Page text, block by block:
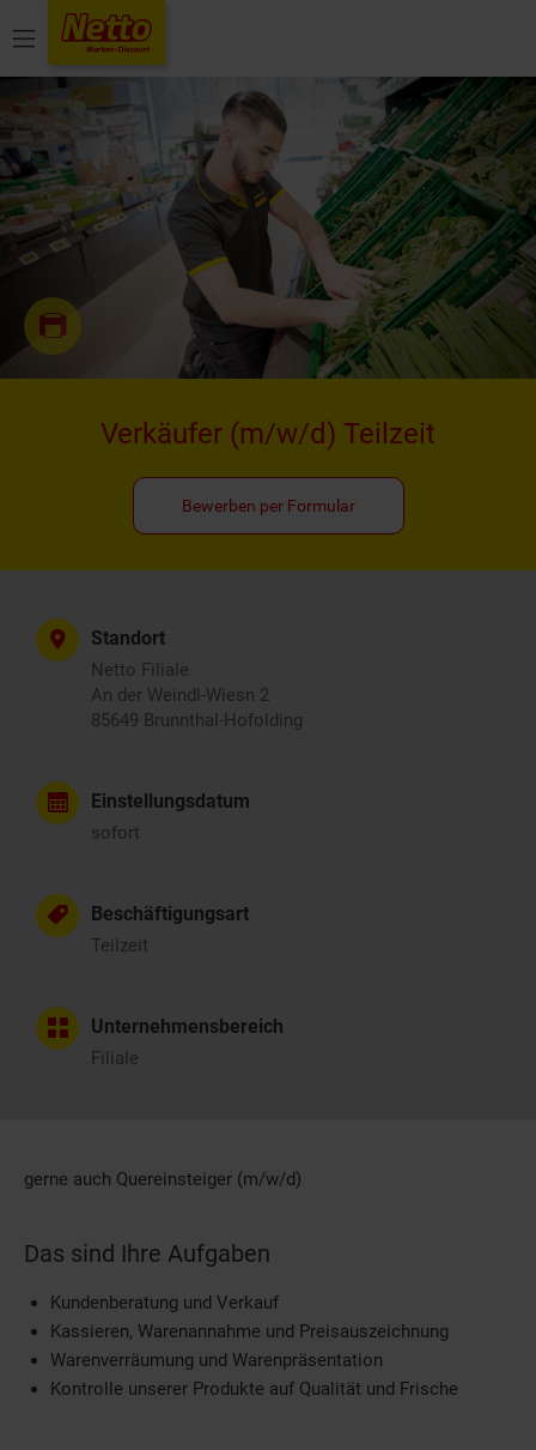
Menü
Verkäufer (m/w/d) Teilzeit
Bewerben per Formular
Standort
Netto Filiale
An der Weindl-Wiesn 2
85649 Brunnthal-Hofolding
Einstellungsdatum
sofort
Beschäftigungsart
Teilzeit
Unternehmensbereich
Filiale
gerne auch Quereinsteiger (m/w/d)
Das sind Ihre Aufgaben
Kundenberatung und Verkauf
Kassieren, Warenannahme und Preisauszeichnung
Warenverräumung und Warenpräsentation
Kontrolle unserer Produkte auf Qualität und Frische